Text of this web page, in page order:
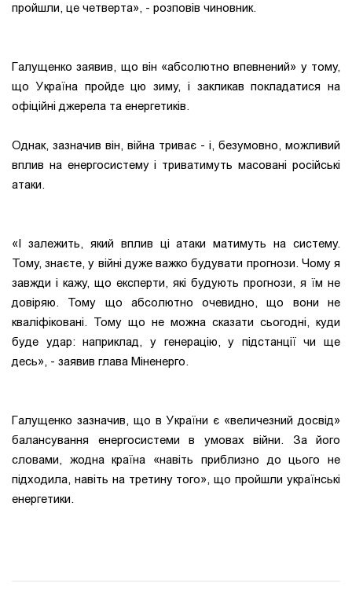
пройшли, це четверта», - розповів чиновник.
Галущенко заявив, що він «абсолютно впевнений» у тому,
що Україна пройде цю зиму, і закликав покладатися на
офіційні джерела та енергетиків.
Однак, зазначив він, війна триває - і, безумовно, можливий
вплив на енергосистему і триватимуть масовані російські
атаки.
«І залежить, який вплив ці атаки матимуть на систему.
Тому, знаєте, у війні дуже важко будувати прогнози. Чому я
завжди і кажу, що експерти, які будують прогнози, я їм не
довіряю. Тому що абсолютно очевидно, що вони не
кваліфіковані. Тому що не можна сказати сьогодні, куди
буде удар: наприклад, у генерацію, у підстанції чи ще
десь», - заявив глава Міненерго.
Галущенко зазначив, що в України є «величезний досвід»
балансування енергосистеми в умовах війни. За його
словами, жодна країна «навіть приблизно до цього не
підходила, навіть на третину того», що пройшли українські
енергетики.